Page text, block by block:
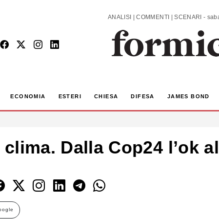
ANALISI |
ECONOMIA ESTERI CHIESA DIFESA JAMES BOND
Dalla Cop24 l’ok